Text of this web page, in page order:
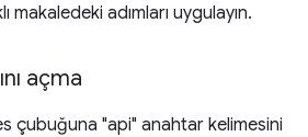
makaledeki adımları uygulayın.
açma
çubuğuna "api" anahtar kelimesini